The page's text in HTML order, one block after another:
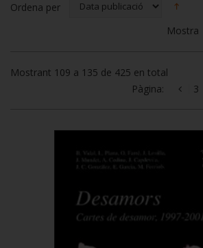
Ordena per
Mostra
Mostrant 109 a 135 de 425 en total
Pàgina:
3